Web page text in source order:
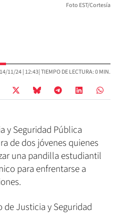
Foto EST/Cortesía
14/11/24 | 12:43| TIEMPO DE LECTURA: 0 MIN.
y Seguridad Pública
de dos jóvenes quienes
una pandilla estudiantil
para enfrentarse a
Justicia y Seguridad